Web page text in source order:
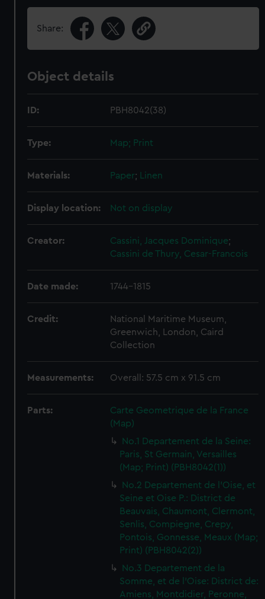
Share:
Object details
ID: PBH8042(38)
Type: Map; Print
Materials: Paper; Linen
Display location: Not on display
Creator: Cassini, Jacques Dominique;
Cassini de Thury, Cesar-Francois
Date made: 1744-1815
Credit:
National Maritime Museum,
Greenwich, London, Caird
Collection
Measurements: Overall: 57.5 cm x 91.5 cm
Parts:
Carte Geometrique de la France
(Map)
No.1 Departement de la Seine:
Paris, St Germain, Versailles
(Map; Print) (PBH8042(1))
No.2 Departement de l'Oise, et
Seine et Oise P.: District de
Beauvais, Chaumont, Clermont,
Senlis, Compiegne, Crepy,
Pontois, Gonnesse, Meaux (Map;
Print) (PBH8042(2))
No.3 Departement de la
Somme, et de l'Oise: District de:
Amiens, Montdidier, Peronne,